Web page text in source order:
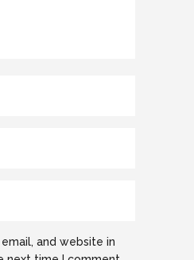
and website in